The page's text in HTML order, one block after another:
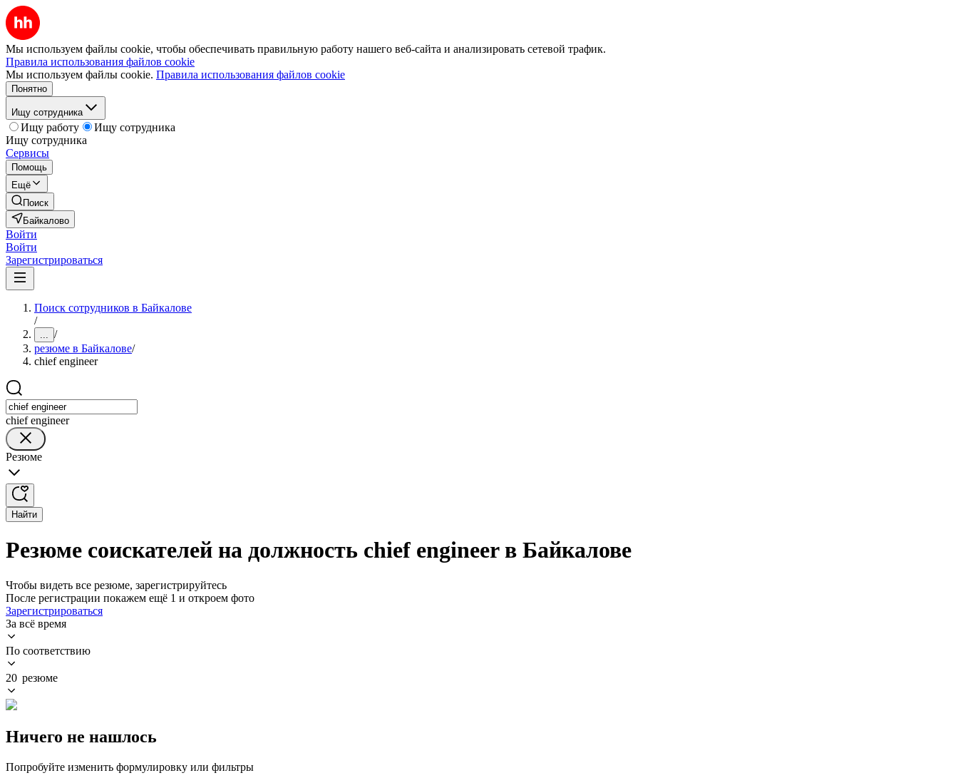
Мы используем файлы cookie, чтобы обеспечивать правильную работу нашего веб-сайта и анализировать сетевой трафик.
Правила использования файлов cookie
Мы используем файлы cookie. Правила использования файлов cookie
Понятно
Ищу сотрудника
Ищу работу
Ищу сотрудника
Ищу сотрудника
Сервисы
Помощь
Ещё
Поиск
Байкалово
Войти
Войти
Зарегистрироваться
Поиск сотрудников в Байкалове
/
... /
резюме в Байкалове/
chief engineer
chief engineer
Резюме
Найти
Резюме соискателей на должность chief engineer в Байкалове
Чтобы видеть все резюме, зарегистрируйтесь
После регистрации покажем ещё 1 и откроем фото
Зарегистрироваться
За всё время
По соответствию
20 резюме
Ничего не нашлось
Попробуйте изменить формулировку или фильтры